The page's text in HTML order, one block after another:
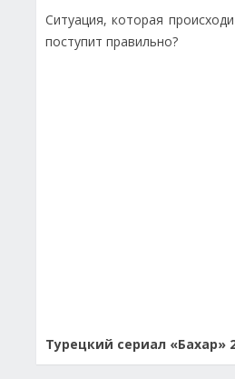
Ситуация, которая
поступит правильно?
Турецкий сериал «Бахар»